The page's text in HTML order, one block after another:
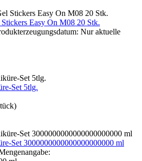
Easy On M08 20 Stk.
Nur aktuelle
Set 5tlg.
Set 3000000000000000000000 ml